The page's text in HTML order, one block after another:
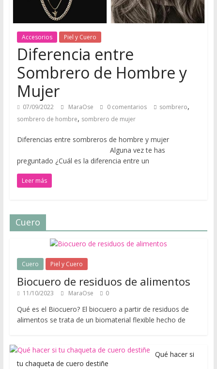
e
r
o
í
d
Accesorios Piel y Cuero
Diferencia entre
Sombrero de Hombre y
Mujer
07/09/2022 MaraOse 0 comentarios sombrero,
sombrero de hombre, sombrero de mujer
Diferencias entre sombreros de hombre y mujer
Alguna vez te has
preguntado ¿Cuál es la diferencia entre un
Leer más
Cuero
Cuero Piel y Cuero
Biocuero de residuos de alimentos
11/10/2023 MaraOse 0
Qué es el Biocuero? El biocuero a partir de residuos de
alimentos se trata de un biomaterial flexible hecho de
Qué hacer si
tu chaqueta de cuero destiñe